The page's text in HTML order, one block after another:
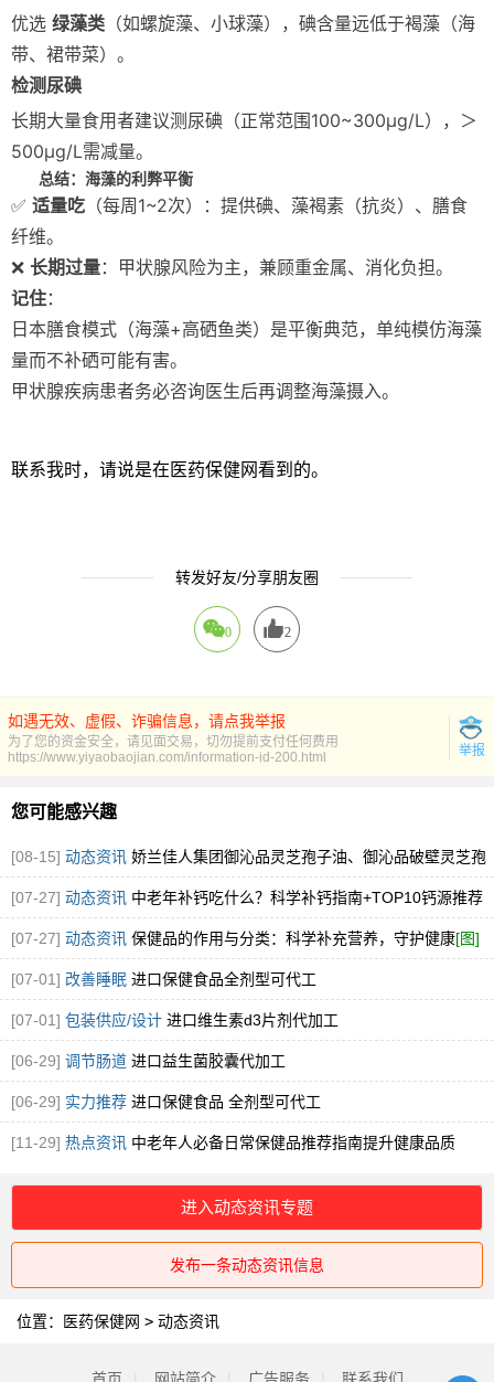
优选 绿藻类 （如螺旋藻、小球藻），碘含量远低于褐藻（海
带、裙带菜）。
检测尿碘
长期大量食用者建议测尿碘（正常范围100~300μg/L），＞
500μg/L需减量。
总结：海藻的利弊平衡
✅ 适量吃 （每周1~2次）：提供碘、藻褐素（抗炎）、膳食
纤维。
❌ 长期过量：甲状腺风险为主，兼顾重金属、消化负担。
记住：
日本膳食模式（海藻+高硒鱼类）是平衡典范，单纯模仿海藻
量而不补硒可能有害。
甲状腺疾病患者务必咨询医生后再调整海藻摄入。
联系我时，请说是在医药保健网看到的。
转发好友/分享朋友圈
0 2
如遇无效、虚假、诈骗信息，请点我举报
为了您的资金安全，请见面交易，切勿提前支付任何费用
举报
https://www.yiyaobaojian.com/information-id-200.html
您可能感兴趣
[08-15] 动态资讯 娇兰佳人集团御沁品灵芝孢子油、御沁品破壁灵芝孢
子粉火爆招商中[图]
[07-27] 动态资讯 中老年补钙吃什么？科学补钙指南+TOP10钙源推荐
[图]
[07-27] 动态资讯 保健品的作用与分类：科学补充营养，守护健康[图]
[07-01] 改善睡眠 进口保健食品全剂型可代工
[07-01] 包装供应/设计 进口维生素d3片剂代加工
[06-29] 调节肠道 进口益生菌胶囊代加工
[06-29] 实力推荐 进口保健食品 全剂型可代工
[11-29] 热点资讯 中老年人必备日常保健品推荐指南提升健康品质
进入动态资讯专题
发布一条动态资讯信息
位置： 医药保健网 > 动态资讯
首页 网站简介 广告服务 联系我们